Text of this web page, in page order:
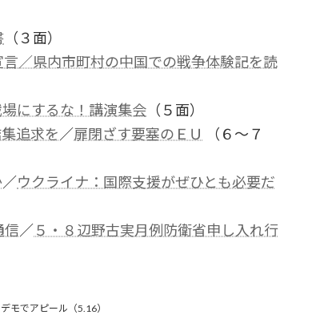
（３面）
／県内市町村の中国での戦争体験記を読
にするな！講演集会 （５面）
追求を ／扉閉ざす要塞のＥＵ
（６～７
／ウクライナ：国際支援がぜひとも必要だ
信／５・８辺野古実月例防衛省申し入れ行
モでアピール（5.16）